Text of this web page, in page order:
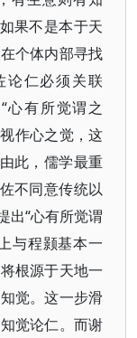
果不是本于天
个体内部寻找
论仁必须关联
心有所觉谓之
作心之觉，这
此，儒学最重
不同意传统以
出“心有所觉谓
与程颢基本一
根源于天地一
觉。这一步滑
觉论仁。而谢